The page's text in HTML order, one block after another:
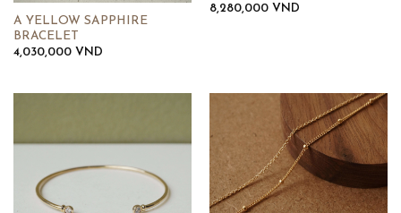
A YELLOW SAPPHIRE
BRACELET
4,030,000 VND
8,280,000 VND